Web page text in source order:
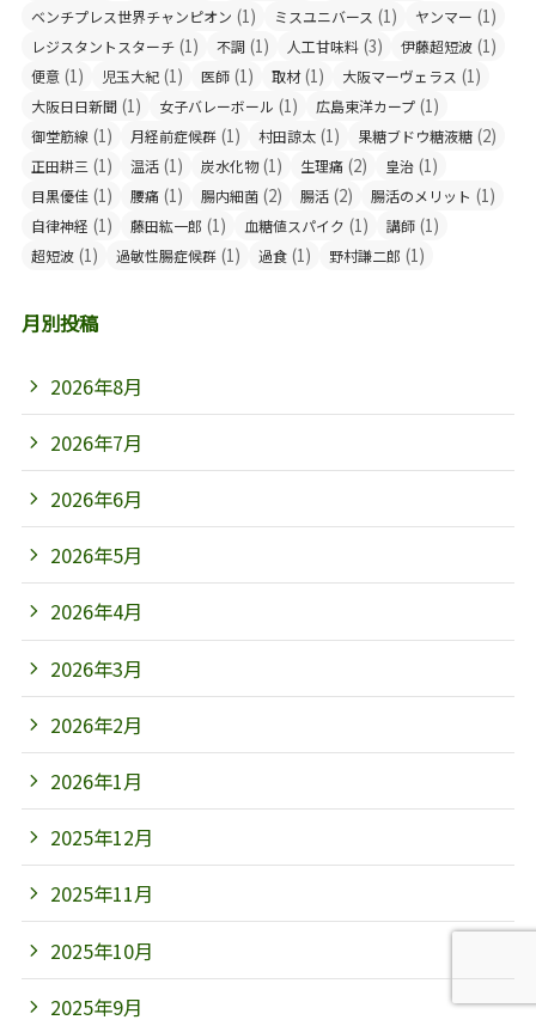
ベンチプレス世界チャンピオン (1) ミスユニバース (1) ヤンマー (1)
レジスタントスターチ (1) 不調 (1) 人工甘味料 (3) 伊藤超短波 (1)
便意 (1) 児玉大紀 (1) 医師 (1) 取材(1) 大阪マーヴェラス (1)
大阪日日新聞 (1) 女子バレーボール (1) 広島東洋カープ (1)
御堂筋線 (1) 月経前症候群 (1) 村田諒太 (1) 果糖ブドウ糖液糖 (2)
正田耕三 (1) 温活 (1) 炭水化物(1) 生理痛 (2) 皇治 (1)
目黒優佳 (1) 腰痛 (1) 腸内細菌 (2) 腸活 (2) 腸活のメリット (1)
自律神経 (1) 藤田紘一郎 (1) 血糖値スパイク (1) 講師 (1)
超短波 (1) 過敏性腸症候群 (1) 過食 (1) 野村謙二郎 (1)
月別投稿
2026年8月
2026年7月
2026年6月
2026年5月
2026年4月
2026年3月
2026年2月
2026年1月
2025年12月
2025年11月
2025年10月
2025年9月